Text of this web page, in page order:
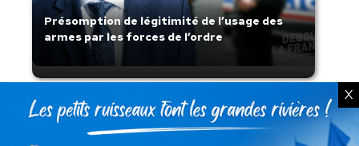
Présomption de légitimité de l’usage des
armes par les forces de l’ordre
X